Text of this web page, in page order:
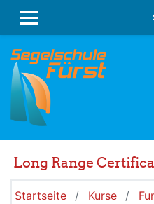
WEBSITE-ÜBERSICHT
Long Range
Startseite Kurse